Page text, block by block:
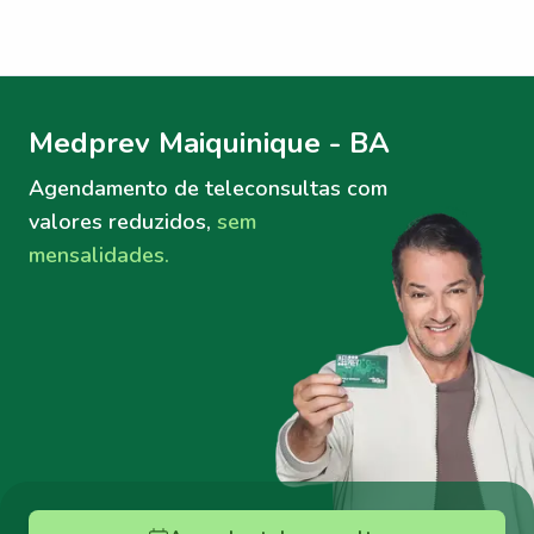
Medprev Maiquinique - BA
Agendamento de teleconsultas com
valores reduzidos, sem
mensalidades.